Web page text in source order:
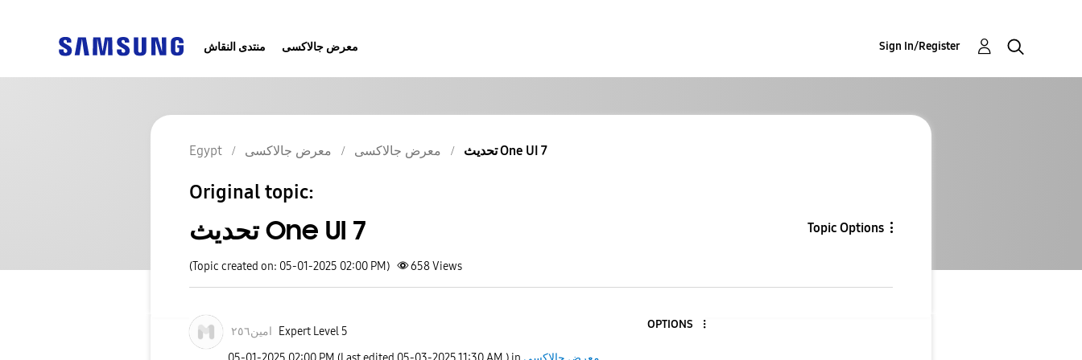
منتدى النقاش معرض جالاكسى Sign In/Register
Egypt معرض جالاكسى معرض جالاكسى تحديث One UI 7
Original topic:
تحديث One UI 7 Topic Options
(Topic created on: 05-01-2025 02:00 PM) 658Views
امين٢٥٦ Expert Level 5
OPTIONS